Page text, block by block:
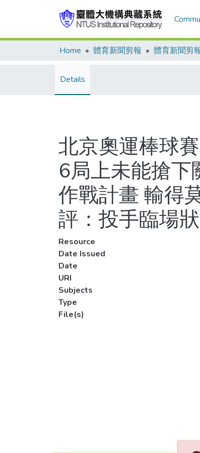
Home 體育新聞剪報 體育新聞剪
Details
北京奧運棒球
6局上未能搶
作戰計畫 輸得
評：投手臨場
Resource
Date Issued
Date
URI
Subjects
Type
File(s)